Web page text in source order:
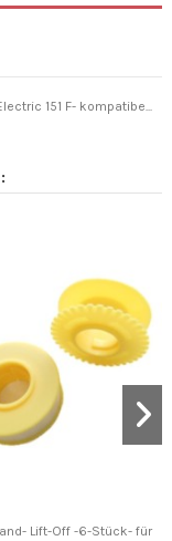
151 F- kompatibe...
Lift-Off -6-Stück- für